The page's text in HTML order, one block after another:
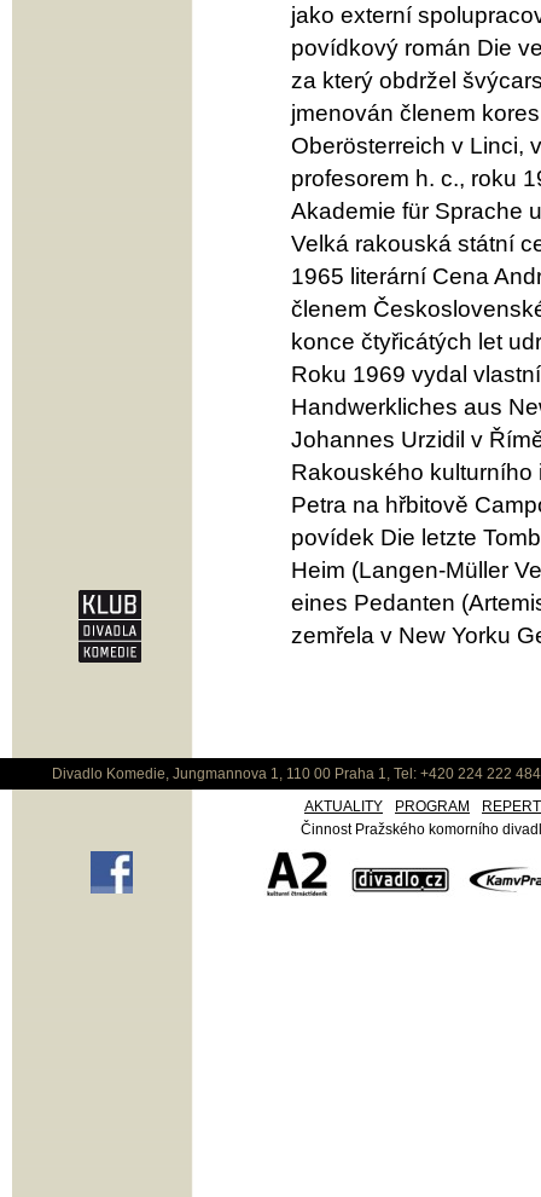
jako externí
povídkový román Die
za který obdržel
jmenován členem
Oberösterreich v Linci,
profesorem h. c., roku
Akademie für Sprache
Velká rakouská státní
1965 literární Cena
členem
konce čtyřicátých let
Roku 1969 vydal
Handwerkliches aus
Johannes Urzidil v
Rakouského kulturního
Petra na hřbitově
povídek Die letzte
Heim (Langen-Müller
eines Pedanten
zemřela v New Yorku
Divadlo Komedie, Jungmannova 1, 110 00 Praha 1, Tel: +420 224 222
AKTUALITY
PROGRAM
Činnost Pražského komorního